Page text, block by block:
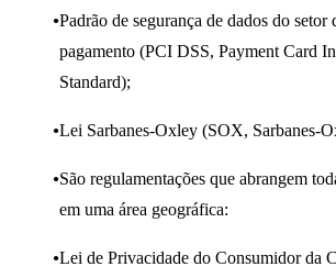
Padrão de segurança de dados do setor
pagamento (PCI DSS, Payment Card
Standard);
Lei Sarbanes-Oxley (SOX, Sarbanes-
São regulamentações que abrangem
em uma área geográfica:
Lei de Privacidade do Consumidor da